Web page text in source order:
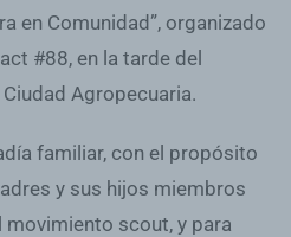
en Comunidad”, organizado
#88, en la tarde del
Agropecuaria.
familiar, con el propósito
y sus hijos miembros
scout, y para